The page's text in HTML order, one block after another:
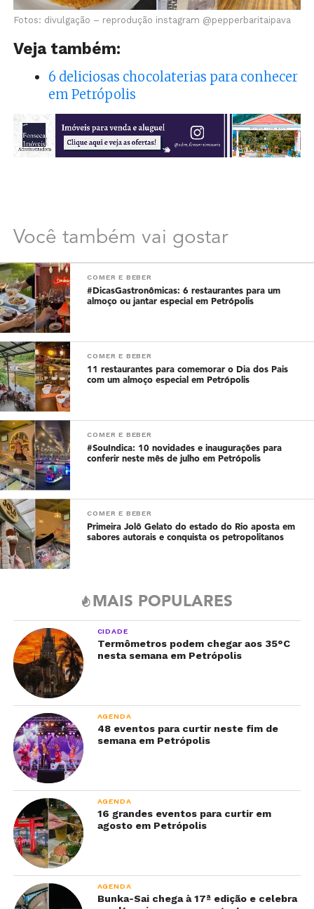
Fotos: divulgação – reprodução instagram @pepperbaritaipava
Veja também:
6 deliciosas chocolaterias para conhecer
em Petrópolis
Você também vai gostar
COMER E BEBER
#DicasGastronômicas: 6 restaurantes para um
almoço ou jantar especial em Petrópolis
COMER E BEBER
11 restaurantes para comemorar o Dia dos Pais
com um almoço especial em Petrópolis
COMER E BEBER
#SouIndica: 10 novidades e inaugurações para
conferir neste mês de julho em Petrópolis
COMER E BEBER
Primeira Jolô Gelato do estado do Rio aposta em
sabores autorais e conquista os petropolitanos
MAIS POPULARES
CIDADE
Termômetros podem chegar aos 35°C
nesta semana em Petrópolis
AGENDA
48 eventos para curtir neste fim de
semana em Petrópolis
AGENDA
16 grandes eventos para curtir em
agosto em Petrópolis
AGENDA
Bunka-Sai chega à 17ª edição e celebra